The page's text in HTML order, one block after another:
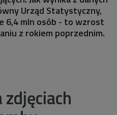
Urząd Statystyczny,
6,4 mln osób - to wzrost
z rokiem poprzednim.
zdjęciach